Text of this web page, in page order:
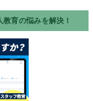
育の悩みを解決！